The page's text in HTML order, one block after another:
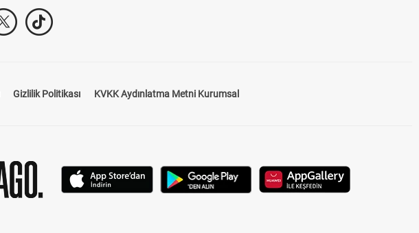
Gizlilik Politikası KVKK Aydınlatma Metni Kurumsal